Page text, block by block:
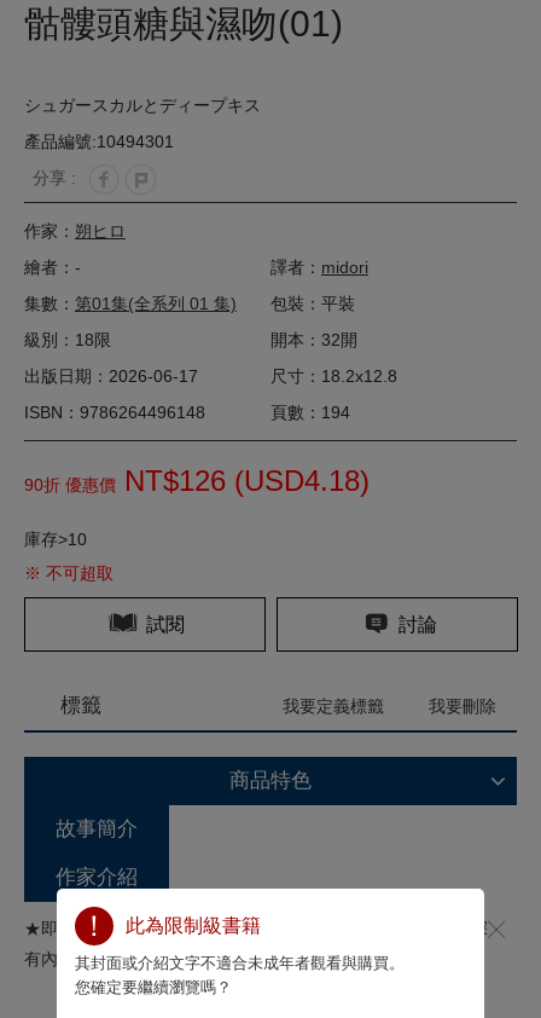
骷髏頭糖與濕吻(01)
シュガースカルとディープキス
產品編號:10494301
分享 :
作家： 朔ヒロ
繪者：-
譯者： midori
集數： 第01集(全系列 01 集)
包裝：平裝
級別：18限
開本：32開
出版日期：2026-06-17
尺寸：18.2x12.8
ISBN：9786264496148
頁數：194
90折 優惠價 NT$126 (USD4.18)
庫存>10
※ 不可超取
試閱 討論
標籤 我要定義標籤 我要刪除
商品特色
故事簡介
作家介紹
★即便失去記憶，那份情感也烙印在靈魂深處──★濫好人偵探╳
有內情的死神★情色懸疑作品！
此為限制級書籍
其封面或介紹文字不適合未成年者觀看與購買。
您確定要繼續瀏覽嗎？